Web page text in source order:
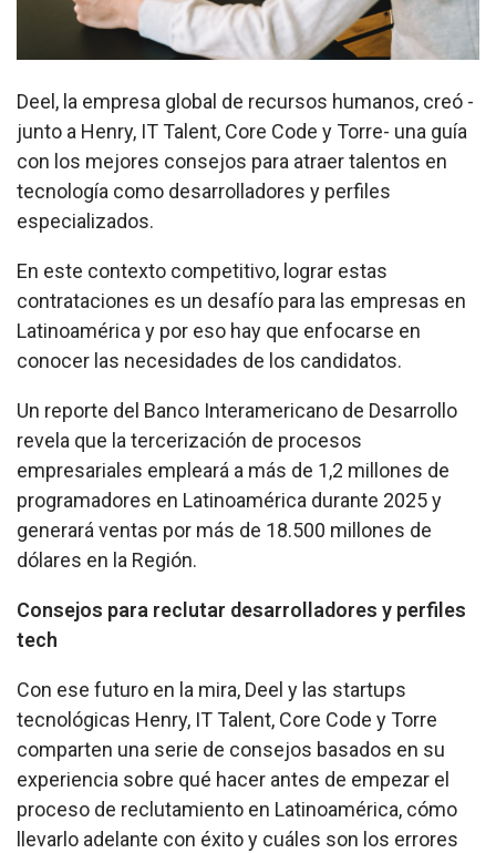
Deel, la empresa global de recursos humanos, creó -
junto a Henry, IT Talent, Core Code y Torre- una guía
con los mejores consejos para atraer talentos en
tecnología como desarrolladores y perfiles
especializados.
En este contexto competitivo, lograr estas
contrataciones es un desafío para las empresas en
Latinoamérica y por eso hay que enfocarse en
conocer las necesidades de los candidatos.
Un reporte del Banco Interamericano de Desarrollo
revela que la tercerización de procesos
empresariales empleará a más de 1,2 millones de
programadores en Latinoamérica durante 2025 y
generará ventas por más de 18.500 millones de
dólares en la Región.
Consejos para reclutar desarrolladores y perfiles
tech
Con ese futuro en la mira, Deel y las startups
tecnológicas Henry, IT Talent, Core Code y Torre
comparten una serie de consejos basados en su
experiencia sobre qué hacer antes de empezar el
proceso de reclutamiento en Latinoamérica, cómo
llevarlo adelante con éxito y cuáles son los errores